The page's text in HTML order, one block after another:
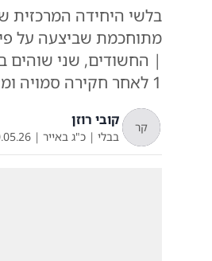
בלשי היחידה המרכזית
מתוחכמת שביצעה על פי
| החשודים, שני שוהים
1 לאחר חקירה סמויה ומעקב מבצעי (בארץ)
קר קובי רוזן
בבלי| כ"ג באייר |